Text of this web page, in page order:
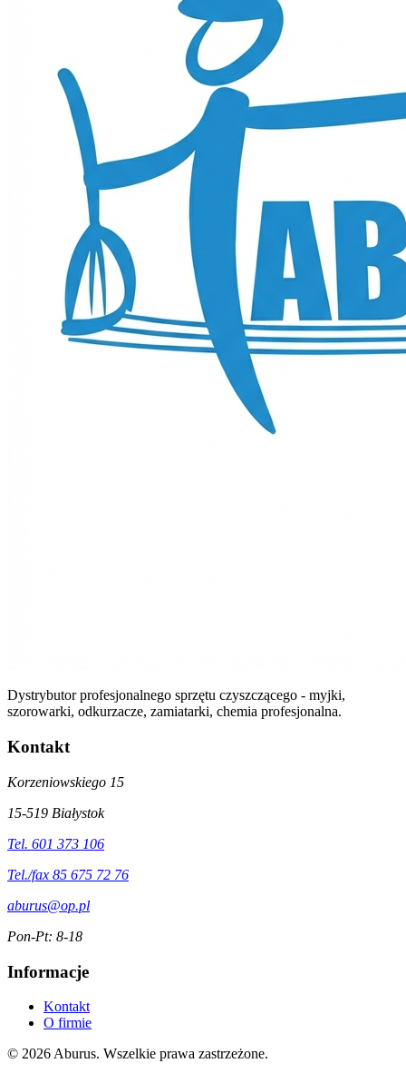
Dystrybutor profesjonalnego sprzętu czyszczącego - myjki,
szorowarki, odkurzacze, zamiatarki, chemia profesjonalna.
Kontakt
Korzeniowskiego 15
15-519 Białystok
Tel. 601 373 106
Tel./fax 85 675 72 76
aburus@op.pl
Pon-Pt: 8-18
Informacje
Kontakt
O firmie
© 2026 Aburus. Wszelkie prawa zastrzeżone.